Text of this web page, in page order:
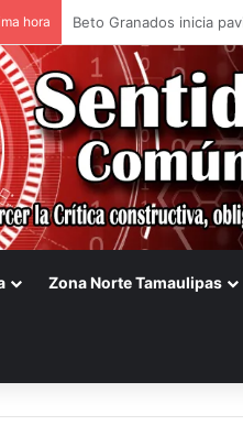
hora Destaca Olga Sosa
Zona Norte Tamaulipas